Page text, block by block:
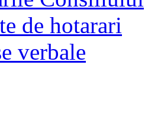
de hotarari
verbale